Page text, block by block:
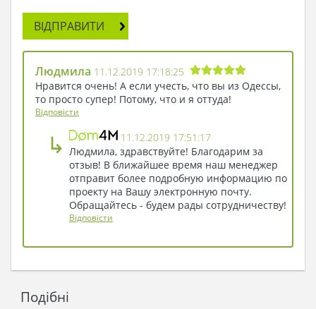
ВІДПРАВИТИ
Людмила 11.12.2019 17:18:25
Нравится очень! А если учесть, что вы из Одессы,
то просто супер! Потому, что и я оттуда!
Відповісти
↳
11.12.2019 17:51:17
Людмила, здравствуйте! Благодарим за
отзыв! В ближайшее время наш менеджер
отправит более подробную информацию по
проекту на Вашу электронную почту.
Обращайтесь - будем рады сотрудничеству!
Відповісти
Подібні